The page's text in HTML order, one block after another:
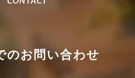
のお問い合わせ